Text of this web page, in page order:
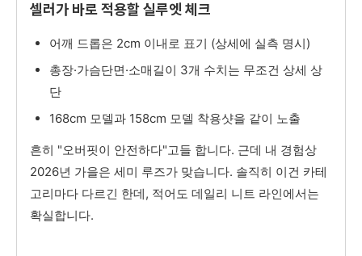
셀러가 바로 적용할 실루엣 체크
어깨 드롭은 2cm 이내로 표기 (상세에 실측 명시)
총장·가슴단면·소매길이 3개 수치는 무조건 상세 상
단
168cm 모델과 158cm 모델 착용샷을 같이 노출
흔히 "오버핏이 안전하다"고들 합니다. 근데 내 경험상
2026년 가을은 세미 루즈가 맞습니다. 솔직히 이건 카테
고리마다 다르긴 한데, 적어도 데일리 니트 라인에서는
확실합니다.